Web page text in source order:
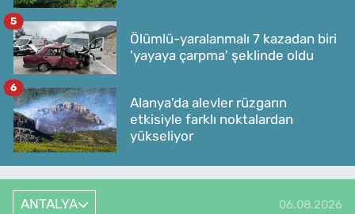
Ölümlü-yaralanmalı 7 kazadan biri
'yayaya çarpma' şeklinde oldu
5
Alanya'da alevler rüzgarın
etkisiyle farklı noktalardan
yükseliyor
6
ANTALYA 06.08.2026